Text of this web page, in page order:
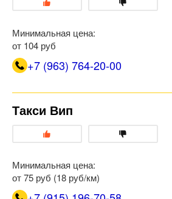
Минимальная цена:
от 104 руб
+7 (963) 764-20-00
Такси Вип
Минимальная цена:
от 75 руб (18 руб/км)